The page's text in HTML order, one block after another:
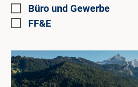
Büro und Gewerbe
FF&E